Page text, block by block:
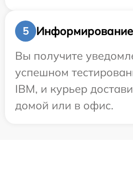
5
Информирование
Вы получите
успешном
IBM, и курьер
домой или в офис.